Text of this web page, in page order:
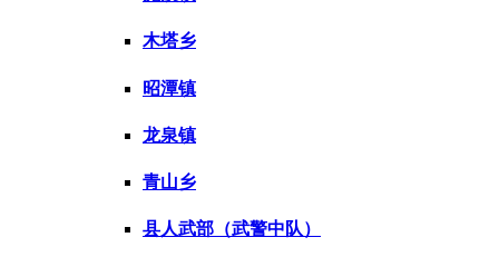
木塔乡
昭潭镇
龙泉镇
青山乡
县人武部（武警中队）